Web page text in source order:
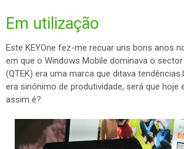
Em utilização
Este KEYOne fez-me recuar uns bons anos
em que o Windows Mobile dominava o
(QTEK) era uma marca que ditava
era sinónimo de produtividade, será que hoje
assim é?